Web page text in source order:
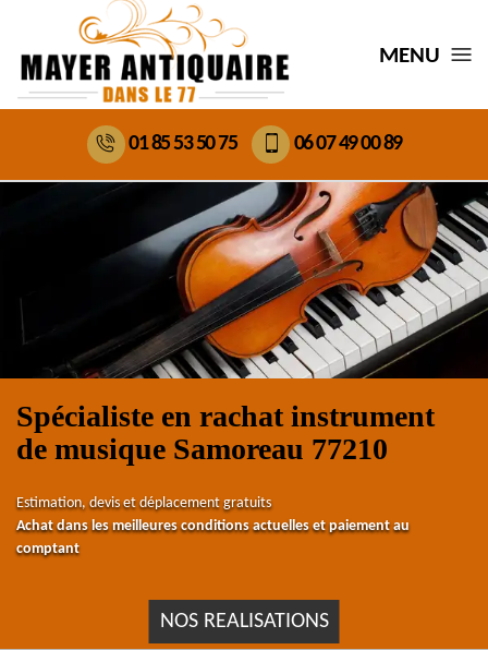
MENU
01 85 53 50 75 06 07 49 00 89
Spécialiste en rachat instrument
de musique Samoreau 77210
Estimation, devis et déplacement gratuits
Achat dans les meilleures conditions actuelles et paiement au
comptant
NOS REALISATIONS